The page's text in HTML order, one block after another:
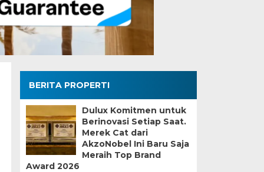
BERITA PROPERTI
Dulux Komitmen untuk
Berinovasi Setiap Saat.
Merek Cat dari
AkzoNobel Ini Baru Saja
Meraih Top Brand
Award 2026